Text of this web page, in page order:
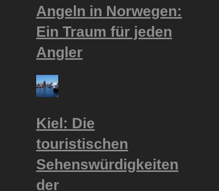
Angeln in Norwegen:
Ein Traum für jeden
Angler
Kiel: Die
touristischen
Sehenswürdigkeiten
der